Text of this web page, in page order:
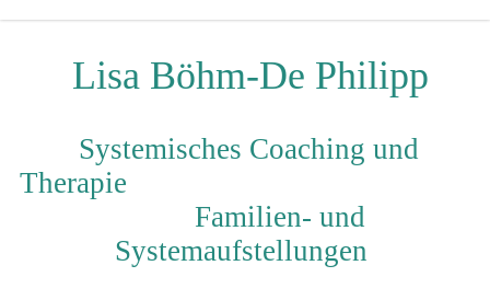
Lisa Böhm-De Philipp
Systemisches Coaching und
Therapie
Familien- und
Systemaufstellungen